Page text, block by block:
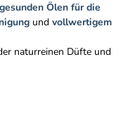
gesunden Ölen für die
und vollwertigem
naturreinen Düfte und